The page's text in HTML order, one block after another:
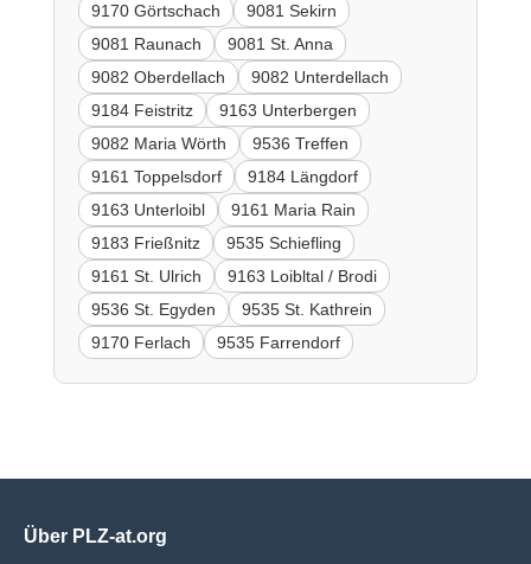
9170 Görtschach
9081 Sekirn
9081 Raunach
9081 St. Anna
9082 Oberdellach
9082 Unterdellach
9184 Feistritz
9163 Unterbergen
9082 Maria Wörth
9536 Treffen
9161 Toppelsdorf
9184 Längdorf
9163 Unterloibl
9161 Maria Rain
9183 Frießnitz
9535 Schiefling
9161 St. Ulrich
9163 Loibltal / Brodi
9536 St. Egyden
9535 St. Kathrein
9170 Ferlach
9535 Farrendorf
Über PLZ-at.org